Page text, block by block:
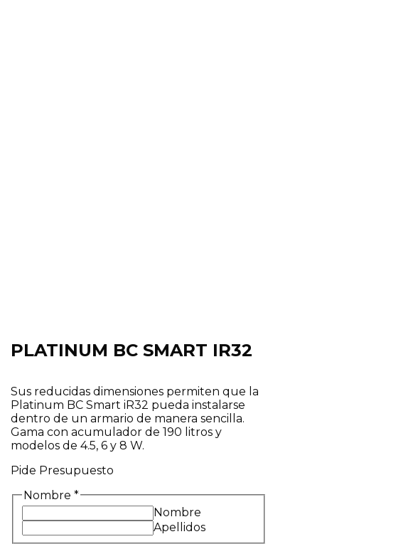
PLATINUM BC SMART IR32
Sus reducidas dimensiones permiten que la
Platinum BC Smart iR32 pueda instalarse
dentro de un armario de manera sencilla.
Gama con acumulador de 190 litros y
modelos de 4.5, 6 y 8 W.
Pide Presupuesto
Nombre *
Nombre
Apellidos